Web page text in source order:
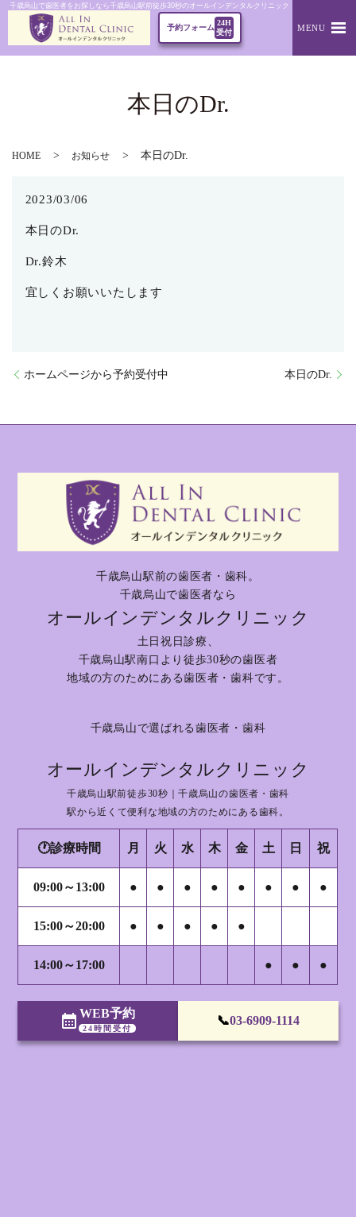
千歳烏山で歯医者をお探しなら千歳烏山駅前徒歩30秒のオールインデンタルクリニック｜本日のDr.
予約フォーム
24H
受付
MENU
本日のDr.
HOME お知らせ 本日のDr.
2023/03/06
本日のDr.
Dr.鈴木
宜しくお願いいたします
ホームページから予約受付中 本日のDr.
千歳烏山駅前の歯医者・歯科。
千歳烏山で歯医者なら
オールインデンタルクリニック
土日祝日診療、
千歳烏山駅南口より徒歩30秒の歯医者
地域の方のためにある歯医者・歯科です。
千歳烏山で選ばれる歯医者・歯科
オールインデンタルクリニック
千歳烏山駅前徒歩30秒｜千歳烏山の歯医者・歯科
駅から近くて便利な地域の方のためにある歯科。
🕐診療時間 月 火 水 木 金 土 日 祝
09:00～13:00 ● ● ● ● ● ● ● ●
15:00～20:00 ● ● ● ● ●
14:00～17:00 ● ● ●
calendar_month WEB予約
24時間受付
📞03-6909-1114